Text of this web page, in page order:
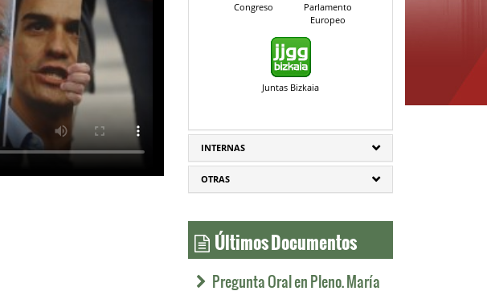
Congreso
Parlamento
Europeo
Juntas Bizkaia
INTERNAS
OTRAS
Últimos Documentos
Pregunta Oral en Pleno. María